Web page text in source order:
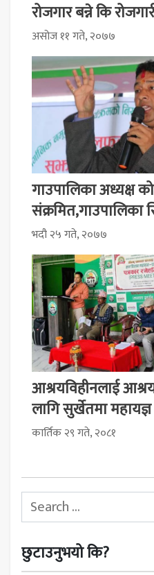
रोजगार बन्ने कि
असोज ११ गते, २०७७
गाउपालिका अध्यक्ष
संक्रमित,गाउपालिका
भदौ २५ गते, २०७७
आश्रयविहीनलाई
लागि सुर्खेतमा
कार्तिक २९ गते, २०८१
Search for:
छुटाउनुभयो कि?